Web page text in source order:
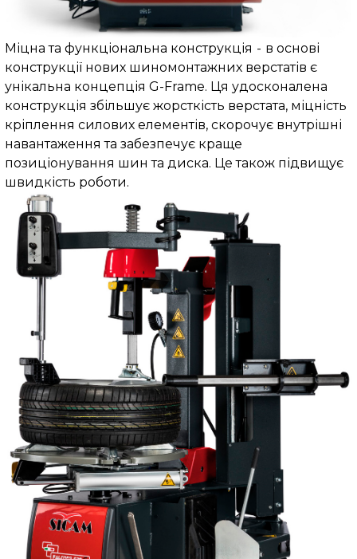
Міцна та функціональна конструкція - в основі
конструкції нових шиномонтажних верстатів є
унікальна концепція G-Frame. Ця удосконалена
конструкція збільшує жорсткість верстата, міцність
кріплення силових елементів, скорочує внутрішні
навантаження та забезпечує краще
позиціонування шин та диска. Це також підвищує
швидкість роботи.